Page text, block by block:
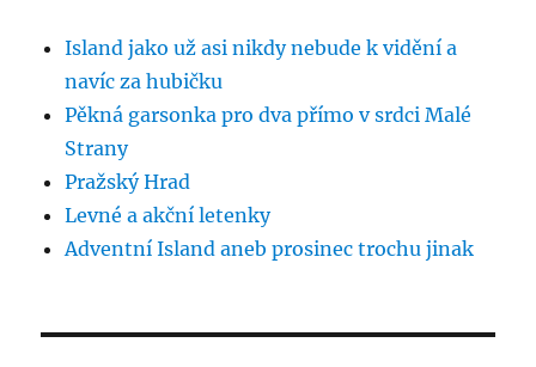
Island jako už asi nikdy nebude k vidění a
navíc za hubičku
Pěkná garsonka pro dva přímo v srdci Malé
Strany
Pražský Hrad
Levné a akční letenky
Adventní Island aneb prosinec trochu jinak